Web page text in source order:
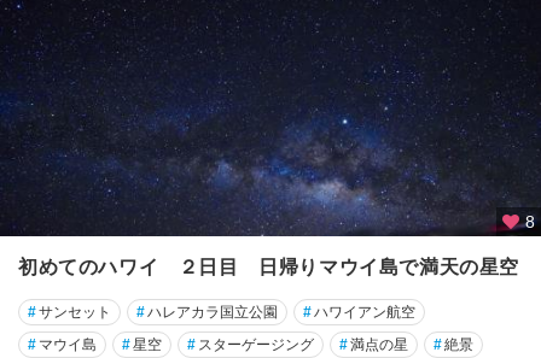
8
初めてのハワイ ２日目 日帰りマウイ島で満天の星空
#サンセット #ハレアカラ国立公園 #ハワイアン航空
# マウイ島 #星空 # スターゲージング #満点の星 #絶景